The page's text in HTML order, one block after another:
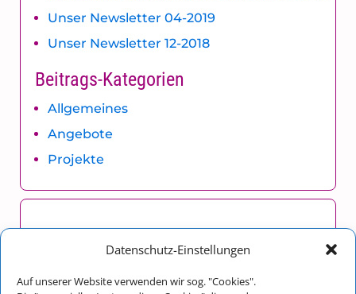
Datenschutz-Einstellungen
Auf unserer Website verwenden wir sog. "Cookies".
Unser Newsletter 04-2019
Unser Newsletter 12-2018
Beitrags-Kategorien
Allgemeines
Angebote
Projekte
malergraßl GmbH & Co. KG
Im Tal 14